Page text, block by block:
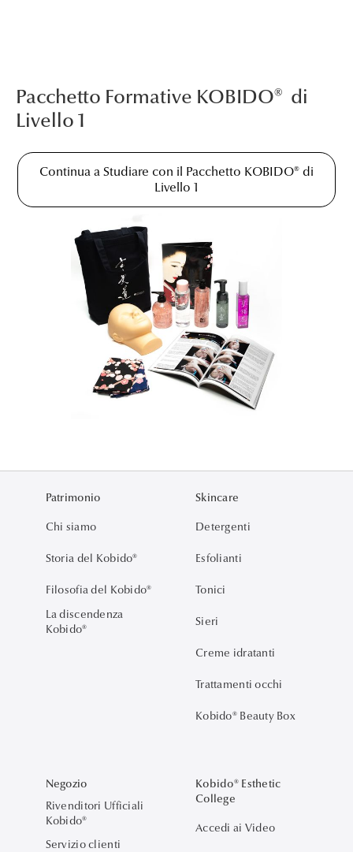
Pacchetto Formative KOBIDO® di
Livello 1
Continua a Studiare con il Pacchetto KOBIDO® di
Livello 1
Patrimonio
Chi siamo
Storia del Kobido®
Filosofia del Kobido®
La discendenza
Kobido®
Skincare
Detergenti
Esfolianti
Tonici
Sieri
Creme idratanti
Trattamenti occhi
Kobido® Beauty Box
Negozio
Rivenditori Ufficiali
Kobido®
Servizio clienti
Kobido® Esthetic
College
Accedi ai Video